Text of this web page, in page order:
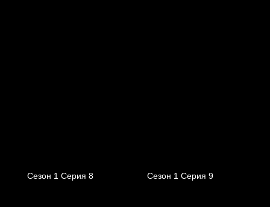
Сезон 1 Серия 8 Сезон 1 Серия 9